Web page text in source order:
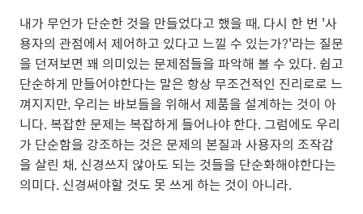
내가 무언가 단순한 것을 만들었다고 했을 때, 다시 한 번 '사
용자의 관점에서 제어하고 있다고 느낄 수 있는가?'라는 질문
을 던져보면 꽤 의미있는 문제점들을 파악해 볼 수 있다. 쉽고
단순하게 만들어야한다는 말은 항상 무조건적인 진리로로 느
껴지지만, 우리는 바보들을 위해서 제품을 설계하는 것이 아
니다. 복잡한 문제는 복잡하게 들어나야 한다. 그럼에도 우리
가 단순함을 강조하는 것은 문제의 본질과 사용자의 조작감
을 살린 채, 신경쓰지 않아도 되는 것들을 단순화해야한다는
의미다. 신경써야할 것도 못 쓰게 하는 것이 아니라.